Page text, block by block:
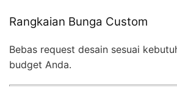
Rangkaian Bunga Custom
Bebas request desain sesuai
budget Anda.